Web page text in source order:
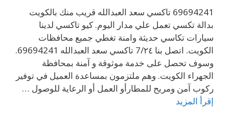
69694241 تاكسي سعد العبدالله قريب منك بالكويت
بدالة تكسي تعمل علي مدار اليوم. كيو تاكسي لدينا
سيارات تكاسي حديثة وامنة تغطي جميع محافظات
الكويت. اتصل بنا 7/٢٤ تاكسي سعد العبدالله 69694241.
وسوف تحصل على خدمة موثوقة و آمنة بمحافظة
الجهراء الكويت. وهم ملتزمون بمساعدة العميل في توفير
ركوب آمن ومريح للمطارأو العمل أو الرعاية للوصول …
إقرأ المزيد